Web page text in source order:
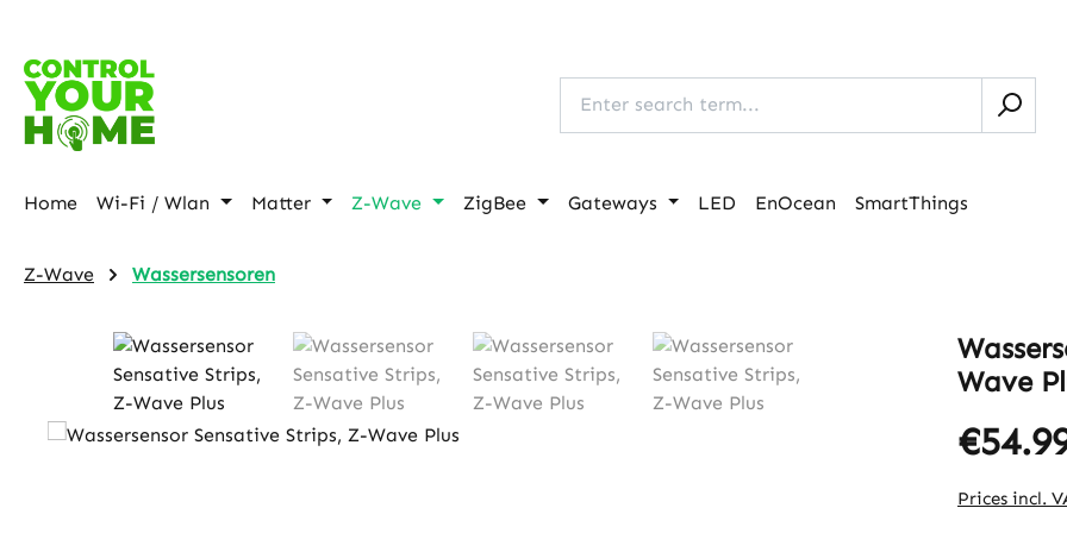
Home Wi-Fi / Wlan Matter Z-Wave ZigBee Gateways LED EnOcean SmartThings
Z-Wave Wassersensoren
Skip image gallery
Wave
Prices incl.